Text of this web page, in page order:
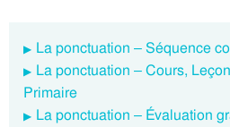
La ponctuation – Séquence
La ponctuation – Cours,
Primaire
La ponctuation – Évaluation